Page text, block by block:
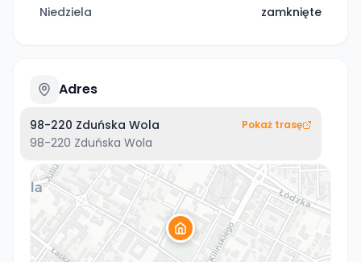
Niedziela zamknięte
Adres
98-220 Zduńska Wola
98-220 Zduńska Wola
Pokaż trasę